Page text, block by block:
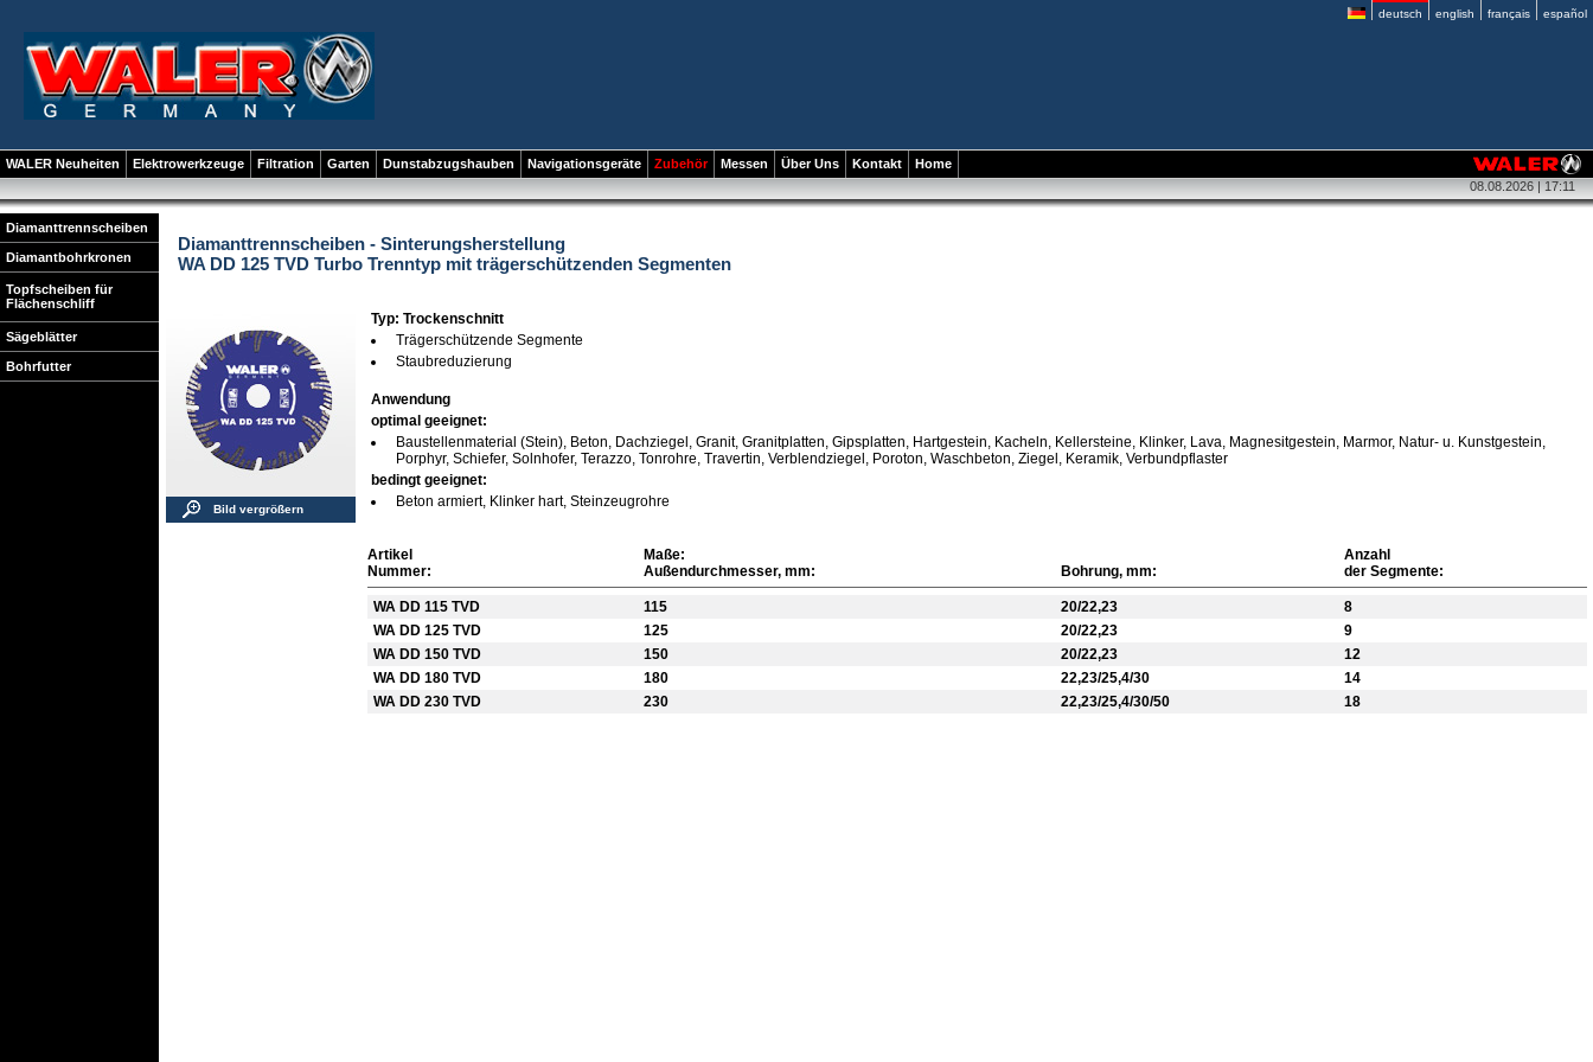
deutsch english français español
WALER Neuheiten Elektrowerkzeuge Filtration Garten Dunstabzugshauben Navigationsgeräte Zubehör Messen Über Uns Kontakt
Home
08.08.2026 | 17:11
Diamanttrennscheiben
Diamantbohrkronen
Topfscheiben für
Flächenschliff
Sägeblätter
Bohrfutter
Diamanttrennscheiben - Sinterungsherstellung
WA DD 125 TVD Turbo Trenntyp mit trägerschützenden Segmenten
Bild vergrößern
Typ: Trockenschnitt
Trägerschützende Segmente
Staubreduzierung
Anwendung
optimal geeignet:
Baustellenmaterial (Stein), Beton, Dachziegel, Granit, Granitplatten, Gipsplatten, Hartgestein, Kacheln, Kellersteine, Klinker, Lava, Magnesitgestein, Marmor, Natur- u. Kunstgestein,
Porphyr, Schiefer, Solnhofer, Terazzo, Tonrohre, Travertin, Verblendziegel, Poroton, Waschbeton, Ziegel, Keramik, Verbundpflaster
bedingt geeignet:
Beton armiert, Klinker hart, Steinzeugrohre
Artikel Maße:
Anzahl
Nummer:
Außendurchmesser, mm: Bohrung, mm: der Segmente:
WA DD 115 TVD 115 20/22,23
8
WA DD 125 TVD
125 20/22,23
9
WA DD 150 TVD
150 20/22,23
12
WA DD 180 TVD
180 22,23/25,4/30
14
WA DD 230 TVD
230 22,23/25,4/30/50 18